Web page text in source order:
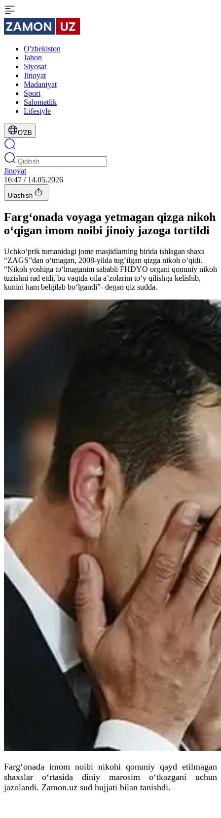
O'zbekiston
Jahon
Siyosat
Jinoyat
Madaniyat
Sport
Salomatlik
Lifestyle
O'ZB
Jinoyat
16:47 / 14.05.2026
Ulashish
Farg‘onada voyaga yetmagan qizga nikoh
o‘qigan imom noibi jinoiy jazoga tortildi
Uchko‘prik tumanidagi jome masjidlarning birida ishlagan shaxs
“ZAGS”dan o‘tmagan, 2008-yilda tug‘ilgan qizga nikoh o‘qidi.
“Nikoh yoshiga to‘lmaganim sababli FHDYO organi qonuniy nikoh
tuzishni rad etdi, bu vaqtda oila a’zolarim to‘y qilishga kelishib,
kunini ham belgilab bo‘lgandi”- degan qiz sudda.
Farg‘onada imom noibi nikohi qonuniy qayd etilmagan
shaxslar o‘rtasida diniy marosim o‘tkazgani uchun
jazolandi. Zamon.uz sud hujjati bilan tanishdi.